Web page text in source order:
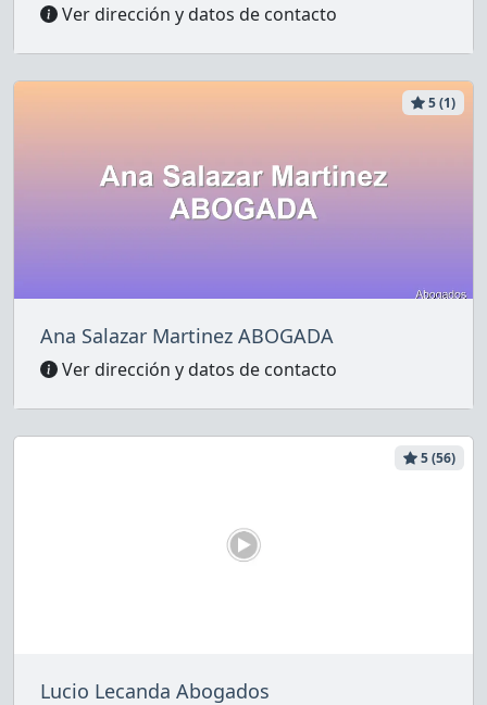
Ver dirección y datos de contacto
5 (1)
Ana Salazar Martinez ABOGADA
Ver dirección y datos de contacto
5 (56)
Lucio Lecanda Abogados